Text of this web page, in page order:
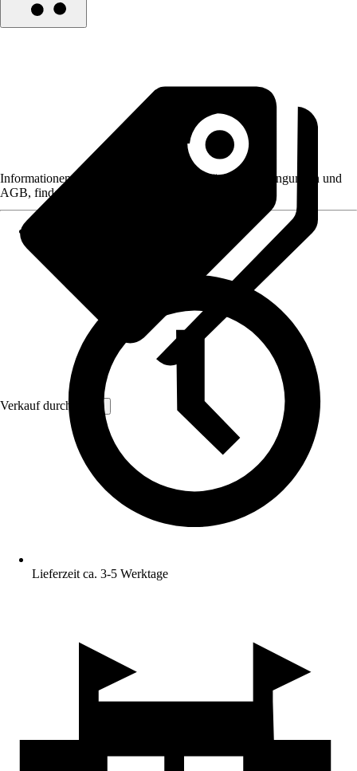
Verkauf durch: Vivol
Informationen des Verkäufers, wie z. B. Rückgabebedingungen und
AGB, finden Sie bei Klick auf den Verkäufernamen.
Lieferzeit ca. 3-5 Werktage